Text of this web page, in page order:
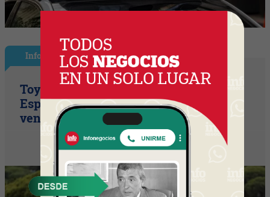
InfoNegocios España
Toyota consolida su liderazgo en
España en julio tras hacer crecer sus
ventas un 10% en 2026